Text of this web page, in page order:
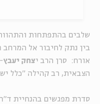
שלבים בהתפתחות
בין נתק לחיבור אל המרחב
אורח: סרן הרב יצחק יעבץ
הצבאית, רב קהילה "כלל
סדרת מפגשים בהנחיית ד"ר